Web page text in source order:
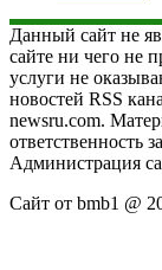
Данный сайт не
сайте ни чего не
услуги не
новостей RSS
newsru.com.
ответственность
Администрация
Сайт от bmb1 @